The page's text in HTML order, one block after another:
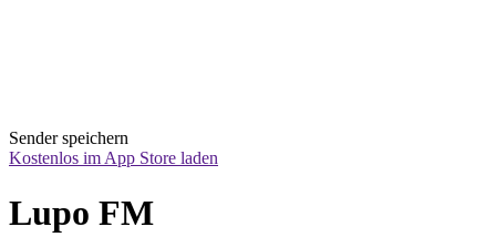
Sender speichern
Kostenlos im App Store laden
Lupo FM